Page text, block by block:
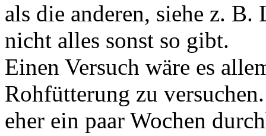
als die anderen, siehe z.
nicht alles sonst so gibt.
Einen Versuch wäre es
Rohfütterung zu
eher ein paar Wochen